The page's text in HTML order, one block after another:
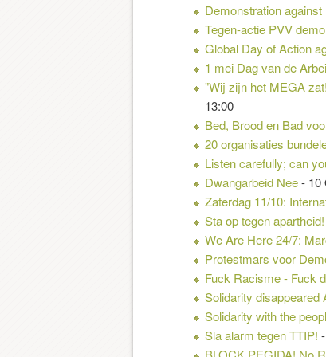
Demonstration
Tegen-actie PVV
Global Day of Action
1 mei Dag van de
"Wij zijn het MEGA
13:00
Bed, Brood en Bad
20 organisaties
Listen carefully; can
Dwangarbeid Nee- 10
Zaterdag 11/10:
Sta op tegen apartheid!
We Are Here 24/7:
Protestmars voor
Fuck Racisme - Fuck
Solidarity disappeared
Solidarity with the
Sla alarm tegen TTIP!